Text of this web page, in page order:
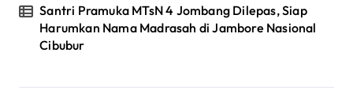
Santri Pramuka MTsN 4 Jombang Dilepas, Siap
Harumkan Nama Madrasah di Jambore Nasional
Cibubur